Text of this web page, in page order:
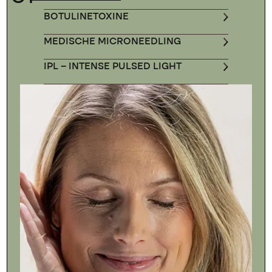
BOTULINETOXINE
MEDISCHE MICRONEEDLING
IPL – INTENSE PULSED LIGHT